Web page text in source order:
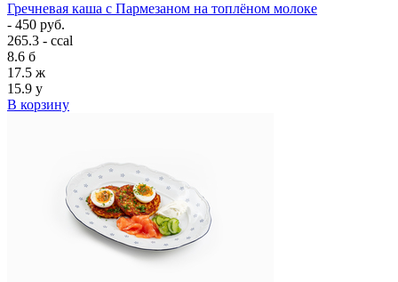
Гречневая каша с Пармезаном на топлёном молоке
- 450 руб.
265.3 - ccal
8.6 б
17.5 ж
15.9 у
В корзину